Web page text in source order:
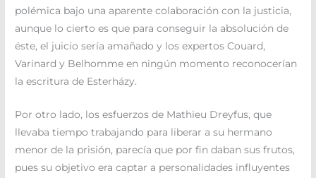
polémica bajo una aparente colaboración con la justicia,
aunque lo cierto es que para conseguir la absolución de
éste, el juicio sería amañado y los expertos Couard,
Varinard y Belhomme en ningún momento reconocerían
la escritura de Esterházy.
Por otro lado, los esfuerzos de Mathieu Dreyfus, que
llevaba tiempo trabajando para liberar a su hermano
menor de la prisión, parecía que por fin daban sus frutos,
pues su objetivo era captar a personalidades influyentes